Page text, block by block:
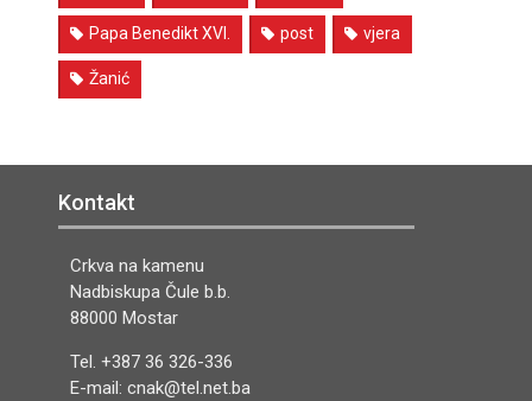
Papa Benedikt XVI. post vjera
Žanić
Kontakt
Crkva na kamenu
Nadbiskupa Čule b.b.
88000 Mostar
Tel. +387 36 326-336
E-mail: cnak@tel.net.ba